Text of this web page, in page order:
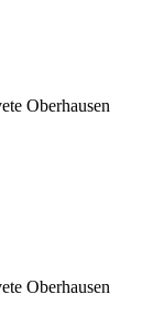
Oberhausen
Oberhausen